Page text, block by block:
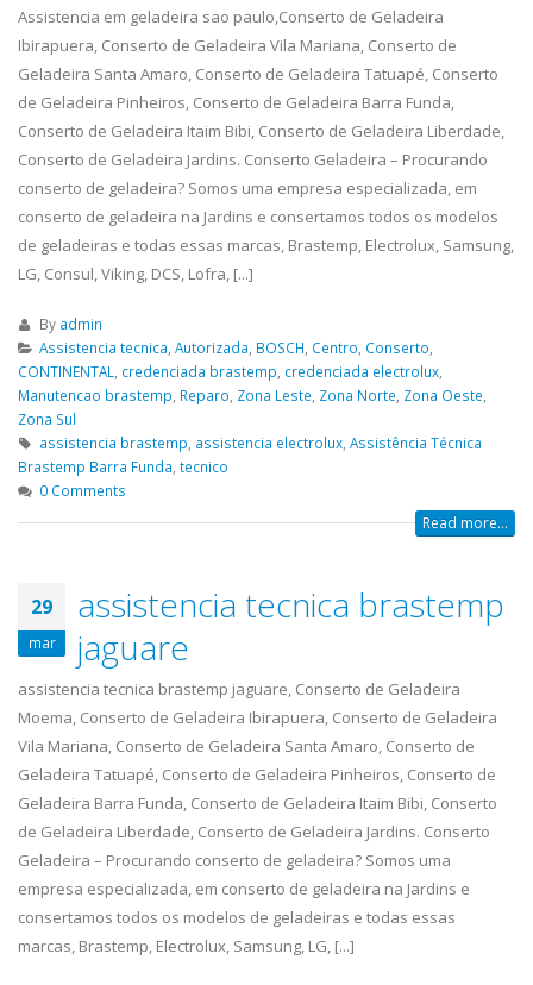
Assistencia em geladeira sao paulo,Conserto de Geladeira
Ibirapuera, Conserto de Geladeira Vila Mariana, Conserto de
Geladeira Santa Amaro, Conserto de Geladeira Tatuapé, Conserto
de Geladeira Pinheiros, Conserto de Geladeira Barra Funda,
Conserto de Geladeira Itaim Bibi, Conserto de Geladeira Liberdade,
Conserto de Geladeira Jardins. Conserto Geladeira – Procurando
conserto de geladeira? Somos uma empresa especializada, em
conserto de geladeira na Jardins e consertamos todos os modelos
de geladeiras e todas essas marcas, Brastemp, Electrolux, Samsung,
LG, Consul, Viking, DCS, Lofra, [...]
By admin
Assistencia tecnica, Autorizada, BOSCH, Centro, Conserto,
CONTINENTAL, credenciada brastemp, credenciada electrolux,
Manutencao brastemp, Reparo, Zona Leste, Zona Norte, Zona Oeste,
Zona Sul
assistencia brastemp, assistencia electrolux, Assistência Técnica
Brastemp Barra Funda, tecnico
0 Comments
Read more...
29
mar
assistencia tecnica brastemp
jaguare
assistencia tecnica brastemp jaguare, Conserto de Geladeira
Moema, Conserto de Geladeira Ibirapuera, Conserto de Geladeira
Vila Mariana, Conserto de Geladeira Santa Amaro, Conserto de
Geladeira Tatuapé, Conserto de Geladeira Pinheiros, Conserto de
Geladeira Barra Funda, Conserto de Geladeira Itaim Bibi, Conserto
de Geladeira Liberdade, Conserto de Geladeira Jardins. Conserto
Geladeira – Procurando conserto de geladeira? Somos uma
empresa especializada, em conserto de geladeira na Jardins e
consertamos todos os modelos de geladeiras e todas essas
marcas, Brastemp, Electrolux, Samsung, LG, [...]